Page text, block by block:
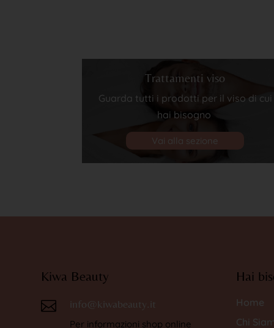
Trattamenti viso
Guarda tutti i prodotti per il viso di cui
hai bisogno
Vai alla sezione
Kiwa Beauty

info@kiwabeauty.it
Per informazioni shop online
Hai
Home
Chi